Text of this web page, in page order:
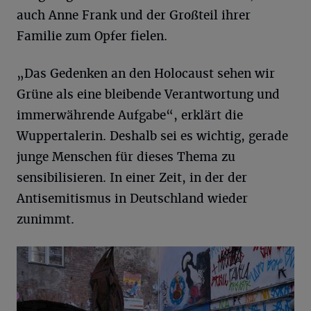
auch Anne Frank und der Großteil ihrer
Familie zum Opfer fielen.
„Das Gedenken an den Holocaust sehen wir
Grüne als eine bleibende Verantwortung und
immerwährende Aufgabe“, erklärt die
Wuppertalerin. Deshalb sei es wichtig, gerade
junge Menschen für dieses Thema zu
sensibilisieren. In einer Zeit, in der der
Antisemitismus in Deutschland wieder
zunimmt.